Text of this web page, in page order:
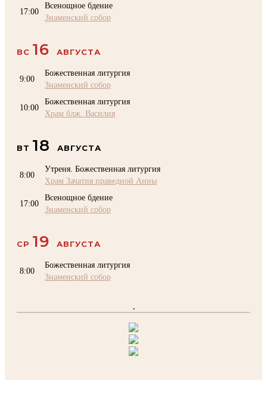
17:00
Всенощное бдение
Знаменский собор
ВС 16 АВГУСТА
9:00
Божественная литургия
Знаменский собор
10:00
Божественная литургия
Храм блж. Василия
ВТ 18 АВГУСТА
8:00
Утреня. Божественная литургия
Храм Зачатия праведной Анны
17:00
Всенощное бдение
Знаменский собор
СР 19 АВГУСТА
8:00
Божественная литургия
Знаменский собор
.